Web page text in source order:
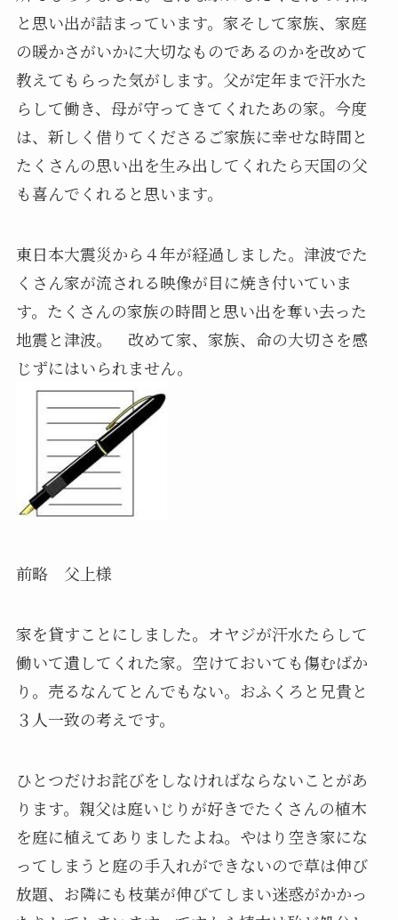
と思い出が詰まっています。家そして家族、家庭
の暖かさがいかに大切なものであるのかを改めて
教えてもらった気がします。父が定年まで汗水た
らして働き、母が守ってきてくれたあの家。今度
は、新しく借りてくださるご家族に幸せな時間と
たくさんの思い出を生み出してくれたら天国の父
も喜んでくれると思います。
東日本大震災から４年が経過しました。津波でた
くさん家が流される映像が目に焼き付いていま
す。たくさんの家族の時間と思い出を奪い去った
地震と津波。 改めて家、家族、命の大切さを感
じずにはいられません。
前略 父上様
家を貸すことにしました。オヤジが汗水たらして
働いて遺してくれた家。空けておいても傷むばか
り。売るなんてとんでもない。おふくろと兄貴と
３人一致の考えです。
ひとつだけお詫びをしなければならないことがあ
ります。親父は庭いじりが好きでたくさんの植木
を庭に植えてありましたよね。やはり空き家にな
ってしまうと庭の手入れができないので草は伸び
放題、お隣にも枝葉が伸びてしまい迷惑がかかっ